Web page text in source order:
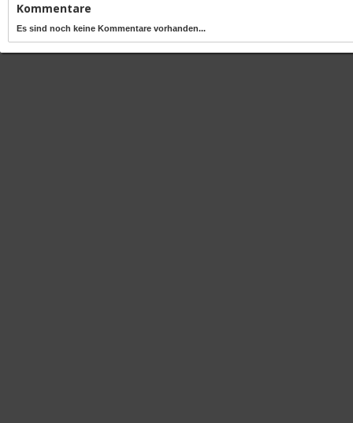
Kommentare
Es sind noch keine Kommentare vorhanden...